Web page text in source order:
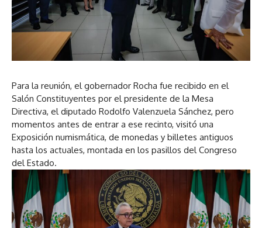
Para la reunión, el gobernador Rocha fue recibido en el
Salón Constituyentes por el presidente de la Mesa
Directiva, el diputado Rodolfo Valenzuela Sánchez, pero
momentos antes de entrar a ese recinto, visitó una
Exposición numismática, de monedas y billetes antiguos
hasta los actuales, montada en los pasillos del Congreso
del Estado.